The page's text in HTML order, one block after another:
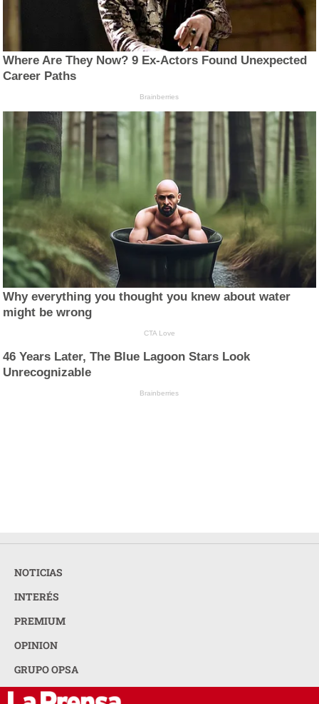
Where Are They Now? 9 Ex-Actors Found Unexpected
Career Paths
Brainberries
Why everything you thought you knew about water
might be wrong
CTA Love
46 Years Later, The Blue Lagoon Stars Look
Unrecognizable
Brainberries
NOTICIAS
INTERÉS
PREMIUM
OPINION
GRUPO OPSA